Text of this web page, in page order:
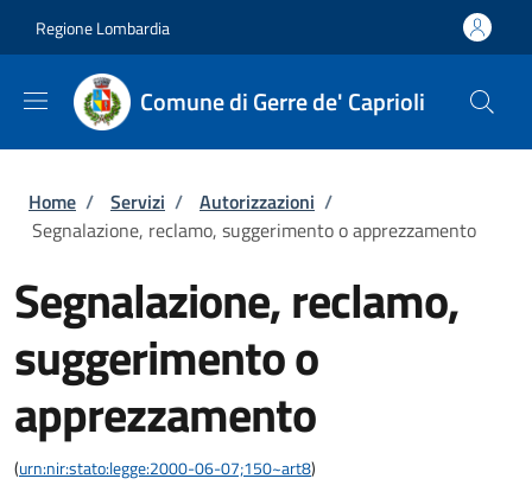
Regione Lombardia
Comune di Gerre de' Caprioli
Briciole di pane
Home / Servizi / Autorizzazioni /
Segnalazione, reclamo, suggerimento o apprezzamento
Segnalazione, reclamo,
suggerimento o
apprezzamento
(urn:nir:stato:legge:2000-06-07;150~art8)